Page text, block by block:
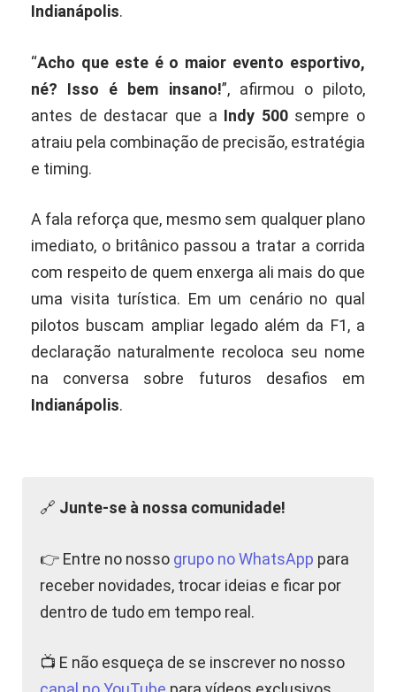
Indianápolis.
“Acho que este é o maior evento esportivo,
né? Isso é bem insano!”, afirmou o piloto,
antes de destacar que a Indy 500sempre o
atraiu pela combinação de precisão, estratégia
e timing.
A fala reforça que, mesmo sem qualquer plano
imediato, o britânico passou a tratar a corrida
com respeito de quem enxerga ali mais do que
uma visita turística. Em um cenário no qual
pilotos buscam ampliar legado além da F1, a
declaração naturalmente recoloca seu nome
na conversa sobre futuros desafios em
Indianápolis.
🔗 Junte-se à nossa comunidade!
👉 Entre no nosso grupo no WhatsApp para
receber novidades, trocar ideias e ficar por
dentro de tudo em tempo real.
📺 E não esqueça de se inscrever no nosso